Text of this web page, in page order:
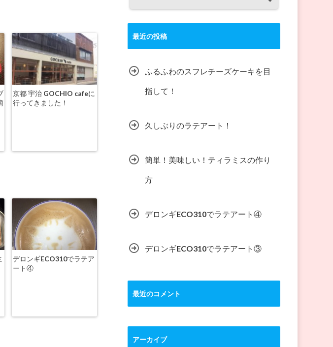
京都 宇治 GOCHIO cafeに
行ってきました！
デロンギECO310でラテア
ート④
最近の投稿
ふるふわのスフレチーズケーキを目
指して！
久しぶりのラテアート！
簡単！美味しい！ティラミスの作り
方
デロンギECO310でラテアート④
デロンギECO310でラテアート③
最近のコメント
アーカイブ